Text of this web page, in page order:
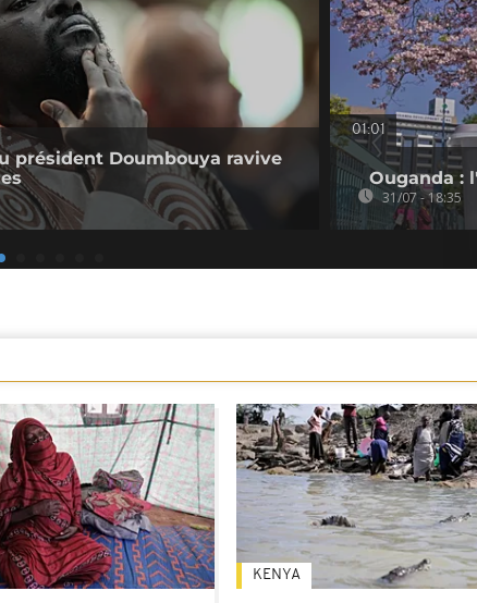
président Doumbouya ravive
01:01
Ouganda :
31/07 - 18:35
KENYA